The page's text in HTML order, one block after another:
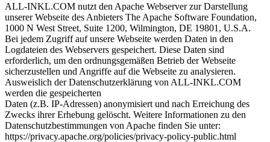
ALL-INKL.COM nutzt den Apache Webserver zur Darstellung
unserer Webseite des Anbieters The Apache Software Foundation,
1000 N West Street, Suite 1200, Wilmington, DE 19801, U.S.A.
Bei jedem Zugriff auf unsere Webseite werden Daten in den
Logdateien des Webservers gespeichert. Diese Daten sind
erforderlich, um den ordnungsgemäßen Betrieb der Webseite
sicherzustellen und Angriffe auf die Webseite zu analysieren.
Ausweislich der Datenschutzerklärung von ALL-INKL.COM
werden die gespeicherten
Daten (z.B. IP-Adressen) anonymisiert und nach Erreichung des
Zwecks ihrer Erhebung gelöscht. Weitere Informationen zu den
Datenschutzbestimmungen von Apache finden Sie unter:
https://privacy.apache.org/policies/privacy-policy-public.html